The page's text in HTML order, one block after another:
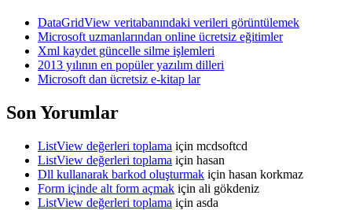
DataGridView veritabanındaki verileri görüntülemek
Microsoft uzmanlarından online ücretsiz eğitimler
Xml kaydet güncelle silme işlemleri
2013 yılının en popüler yazılım dilleri
Microsoft dan ücretsiz e-kitap lar
Son Yorumlar
ListView değerleri toplama için mcdsoftcd
ListView değerleri toplama için hasan
Dll kullanarak barkod oluşturmak için hasan korkmaz
Form içinde alt form açmak için ali gökdeniz
ListView değerleri toplama için asda